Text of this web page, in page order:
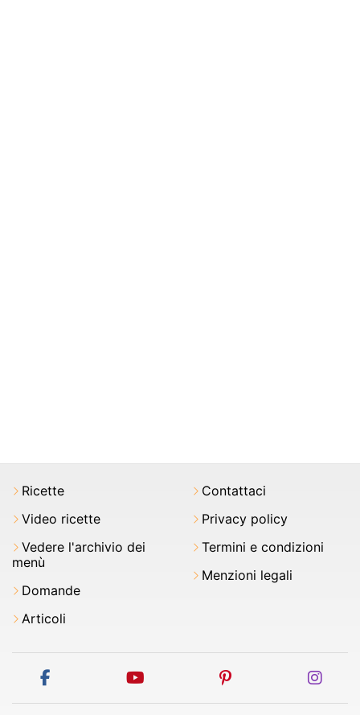
Ricette
Video ricette
Vedere l'archivio dei
menù
Domande
Articoli
Contattaci
Privacy policy
Termini e condizioni
Menzioni legali
facebook youtube pinterest